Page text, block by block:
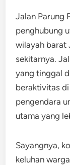
Jalan Parung
penghubung
wilayah barat
sekitarnya.
yang tinggal
beraktivitas
pengendara
utama yang
Sayangnya,
keluhan